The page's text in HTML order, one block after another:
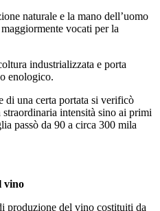
naturale e la mano dell’uomo
vocati per la
industrializzata e porta
enologico.
di una certa portata si verificò
straordinaria intensità sino ai primi
passò da 90 a circa 300 mila
vino
produzione del vino costituiti da